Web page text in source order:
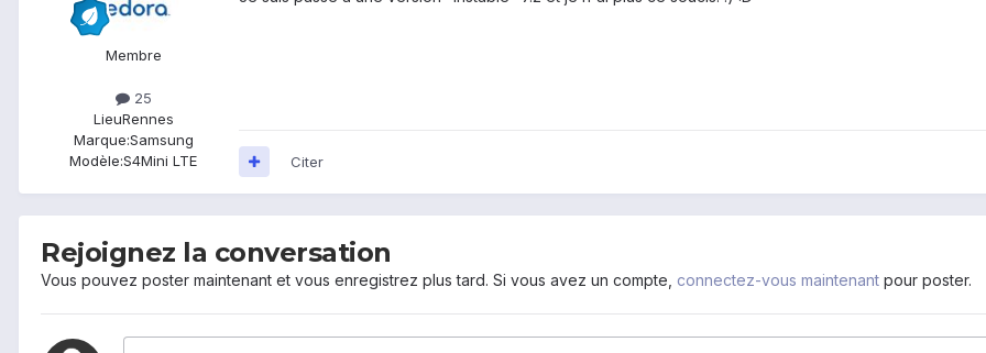
Membre
25
LieuRennes
Marque:Samsung
Modèle:S4Mini LTE Citer
Rejoignez la conversation
Vous pouvez poster maintenant et vous enregistrez plus tard. Si vous avez un compte, connectez-vous maintenant pour poster.